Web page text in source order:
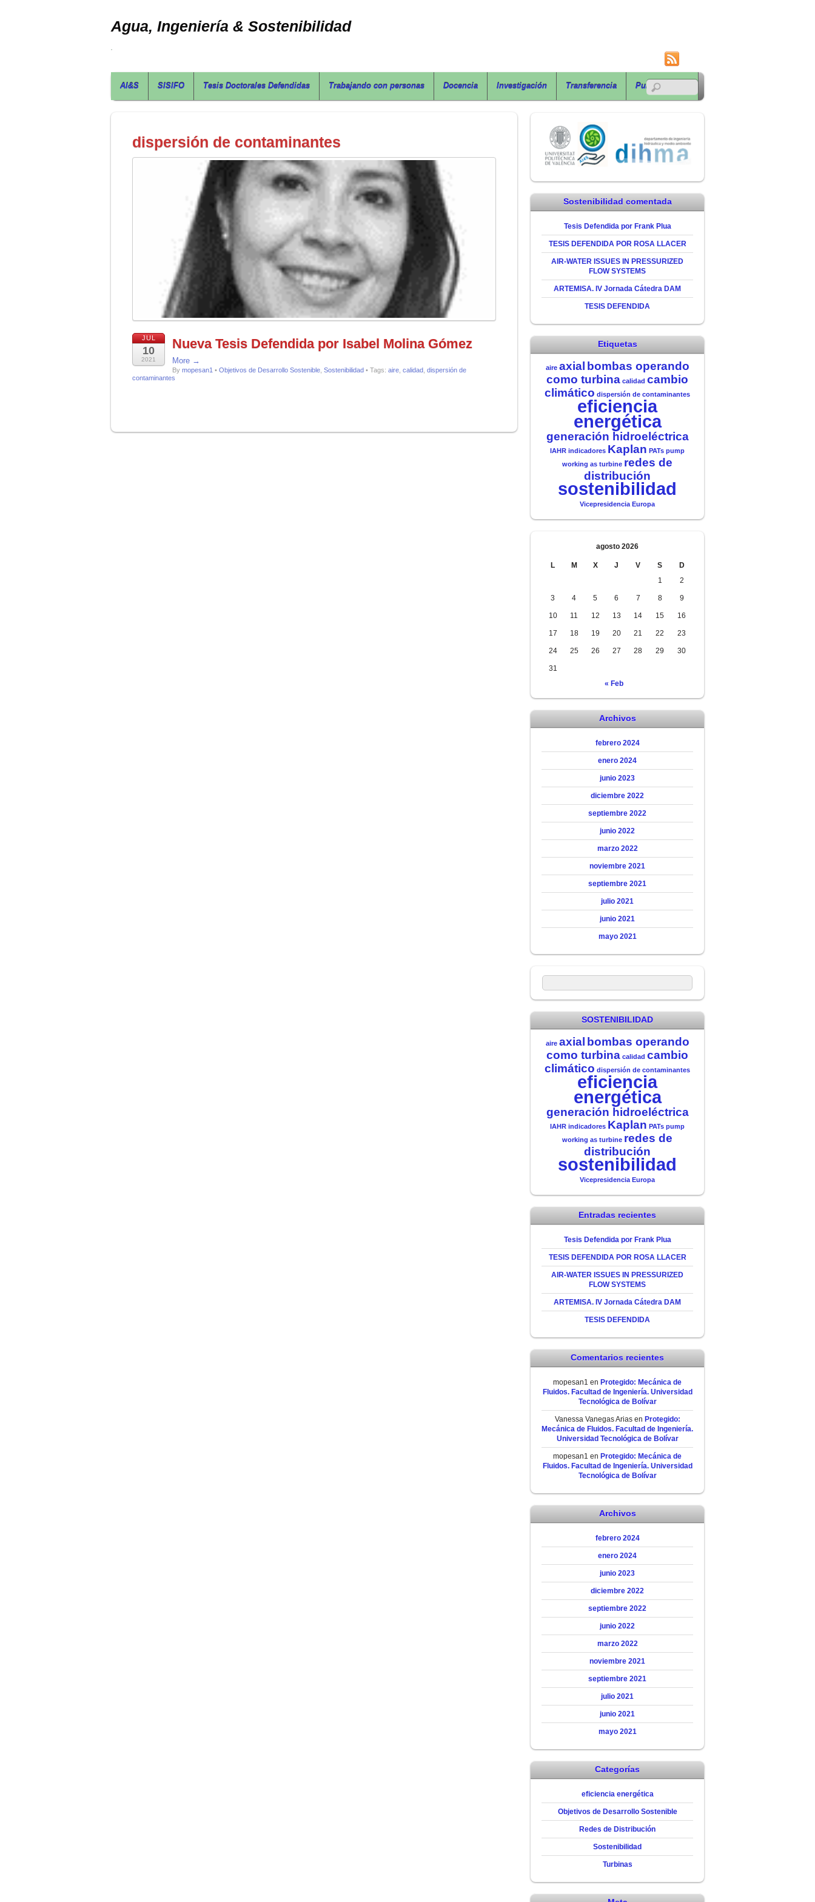
Agua, Ingeniería & Sostenibilidad
AI&S SISIFO Tesis Doctorales Defendidas Trabajando con personas Docencia Investigación Transferencia Publicaciones
dispersión de contaminantes
JUL
10
2021
Nueva Tesis Defendida por Isabel Molina Gómez
More →
By mopesan1 • Objetivos de Desarrollo Sostenible Sostenibilidad • Tags: aire calidad dispersión de
contaminantes
Sostenibilidad comentada
Tesis Defendida por Frank Plua
TESIS DEFENDIDA POR ROSA LLACER
AIR-WATER ISSUES IN PRESSURIZED
FLOW SYSTEMS
ARTEMISA. IV Jornada Cátedra DAM
TESIS DEFENDIDA
Etiquetas
aire axial bombas operando
como turbina calidad cambio
climático dispersión de contaminantes
eficiencia
energética
generación hidroeléctrica
IAHR indicadores Kaplan PATs pump
working as turbine redes de
distribución
sostenibilidad
Vicepresidencia Europa
agosto 2026
L M X J V S
D
1
2
3 4 5 6 7 8 9
10 11 12 13 14 15 16
17 18 19 20 21 22 23
24 25 26 27 28 29 30
31
« Feb
Archivos
febrero 2024
enero 2024
junio 2023
diciembre 2022
septiembre 2022
junio 2022
marzo 2022
noviembre 2021
septiembre 2021
julio 2021
junio 2021
mayo 2021
SOSTENIBILIDAD
aire axial bombas operando
como turbina calidad cambio
climático dispersión de contaminantes
eficiencia
energética
generación hidroeléctrica
IAHR indicadores Kaplan PATs pump
working as turbine redes de
distribución
sostenibilidad
Vicepresidencia Europa
Entradas recientes
Tesis Defendida por Frank Plua
TESIS DEFENDIDA POR ROSA LLACER
AIR-WATER ISSUES IN PRESSURIZED
FLOW SYSTEMS
ARTEMISA. IV Jornada Cátedra DAM
TESIS DEFENDIDA
Comentarios recientes
mopesan1 en Protegido: Mecánica de
Fluidos. Facultad de Ingeniería. Universidad
Tecnológica de Bolívar
Vanessa Vanegas Ariasen Protegido:
Mecánica de Fluidos. Facultad de Ingeniería.
Universidad Tecnológica de Bolívar
mopesan1 en Protegido: Mecánica de
Fluidos. Facultad de Ingeniería. Universidad
Tecnológica de Bolívar
Archivos
febrero 2024
enero 2024
junio 2023
diciembre 2022
septiembre 2022
junio 2022
marzo 2022
noviembre 2021
septiembre 2021
julio 2021
junio 2021
mayo 2021
Categorías
eficiencia energética
Objetivos de Desarrollo Sostenible
Redes de Distribución
Sostenibilidad
Turbinas